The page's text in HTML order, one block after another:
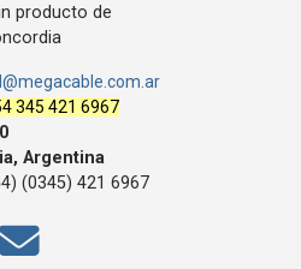
producto de
345 421 6967
Argentina
(0345) 421 6967